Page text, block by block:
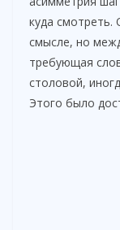
куда смотреть.
смысле, но
требующая
столовой,
Этого было